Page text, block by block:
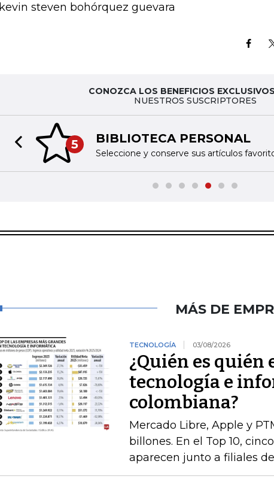
kevin steven bohórquez guevara
CONOZCA LOS BENEFICIOS
NUESTROS SUSCRIPTORES
5 BIBLIOTECA PERSONAL
Seleccione y conserve sus artículos
Previous slide
MÁS DE
TECNOLOGÍA 03/08/2026
¿Quién es quién
tecnología e
colombiana?
Mercado Libre, Apple y
billones. En el Top 10,
aparecen junto a filiales